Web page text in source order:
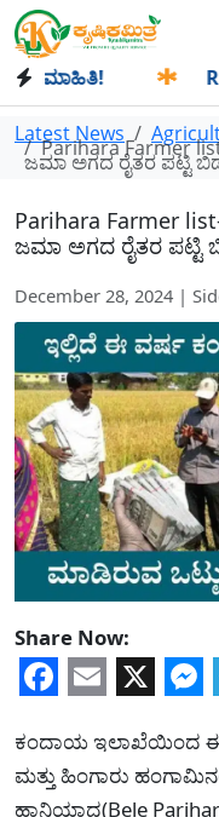
Latest News
Parihara Farmer
ಜಮಾ ಅಗದ ರೈತರ ಪಟ್ಟಿ
Parihara Farmer
ಜಮಾ ಅಗದ ರೈತರ ಪಟ್ಟಿ
December 28, 2024 |
Share Now:
Facebook
Email
X
ಕಂದಾಯ ಇಲಾಖೆಯಿಂದ ಈ
ಮತ್ತು ಹಿಂಗಾರು
ಹಾನಿಯಾದ(Bele